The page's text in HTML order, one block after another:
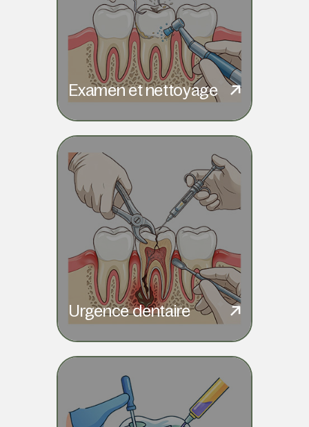
Examen et nettoyage
Urgence dentaire